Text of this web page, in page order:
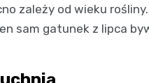
zależy od wieku
sam gatunek z lipca